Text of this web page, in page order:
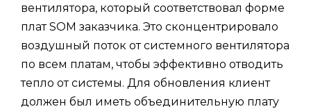
вентилятора, который соответствовал форме
плат SOM заказчика. Это сконцентрировало
воздушный поток от системного вентилятора
по всем платам, чтобы эффективно отводить
тепло от системы. Для обновления клиент
должен был иметь объединительную плату